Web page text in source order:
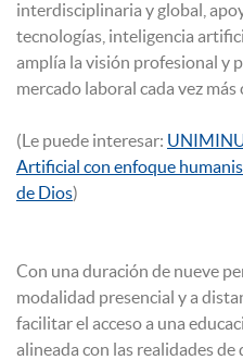
interdisciplinaria y global,
tecnologías, inteligencia
amplía la visión profesional y
mercado laboral cada vez
(Le puede interesar:
Artificial con enfoque
de Dios)
Con una duración de nueve
modalidad presencial y a
facilitar el acceso a una
alineada con las realidades de